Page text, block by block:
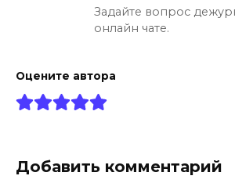
Задайте вопрос
онлайн чате.
Оцените автора
Добавить комментарий